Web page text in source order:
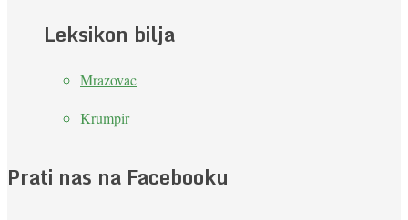
Leksikon bilja
Mrazovac
Krumpir
Prati nas na Facebooku